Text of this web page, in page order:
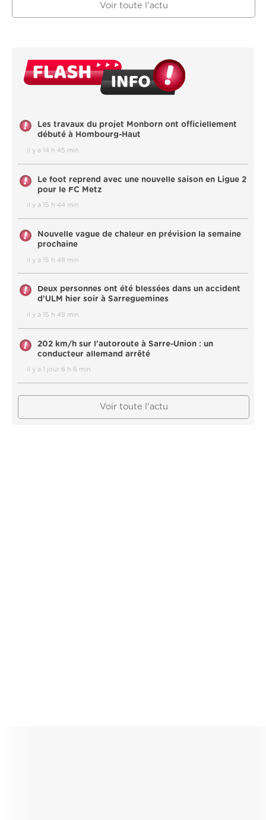
Voir toute l'actu
Les travaux du projet Monborn ont officiellement
débuté à Hombourg-Haut
il y a 14 h 45 min
Le foot reprend avec une nouvelle saison en Ligue 2
pour le FC Metz
il y a 15 h 44 min
Nouvelle vague de chaleur en prévision la semaine
prochaine
il y a 15 h 48 min
Deux personnes ont été blessées dans un accident
d’ULM hier soir à Sarreguemines
il y a 15 h 49 min
202 km/h sur l'autoroute à Sarre-Union : un
conducteur allemand arrêté
il y a 1 jour 6 h 6 min
Voir toute l'actu